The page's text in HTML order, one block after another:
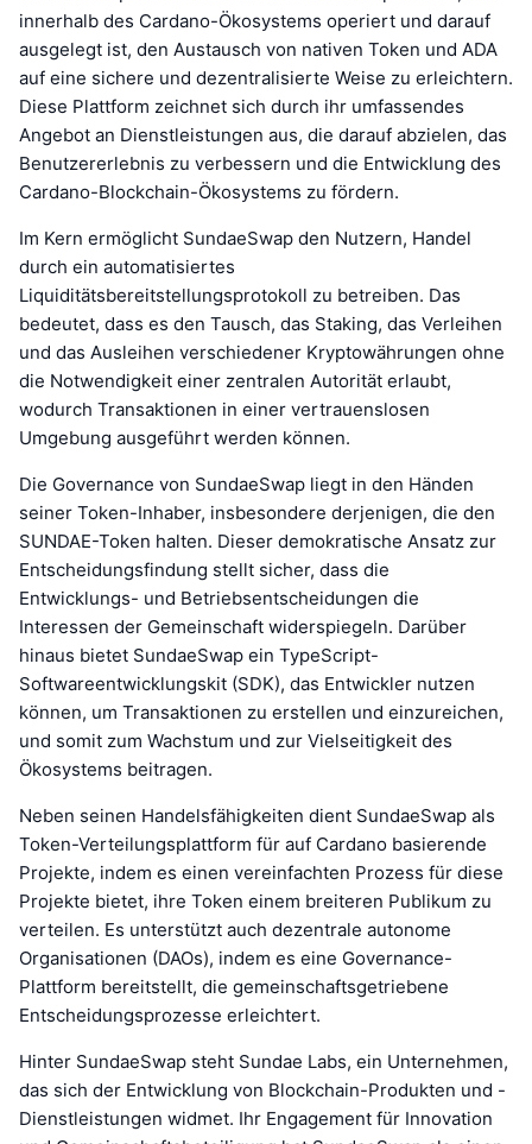
innerhalb des Cardano-Ökosystems operiert und darauf
ausgelegt ist, den Austausch von nativen Token und ADA
auf eine sichere und dezentralisierte Weise zu erleichtern.
Diese Plattform zeichnet sich durch ihr umfassendes
Angebot an Dienstleistungen aus, die darauf abzielen, das
Benutzererlebnis zu verbessern und die Entwicklung des
Cardano-Blockchain-Ökosystems zu fördern.
Im Kern ermöglicht SundaeSwap den Nutzern, Handel
durch ein automatisiertes
Liquiditätsbereitstellungsprotokoll zu betreiben. Das
bedeutet, dass es den Tausch, das Staking, das Verleihen
und das Ausleihen verschiedener Kryptowährungen ohne
die Notwendigkeit einer zentralen Autorität erlaubt,
wodurch Transaktionen in einer vertrauenslosen
Umgebung ausgeführt werden können.
Die Governance von SundaeSwap liegt in den Händen
seiner Token-Inhaber, insbesondere derjenigen, die den
SUNDAE-Token halten. Dieser demokratische Ansatz zur
Entscheidungsfindung stellt sicher, dass die
Entwicklungs- und Betriebsentscheidungen die
Interessen der Gemeinschaft widerspiegeln. Darüber
hinaus bietet SundaeSwap ein TypeScript-
Softwareentwicklungskit (SDK), das Entwickler nutzen
können, um Transaktionen zu erstellen und einzureichen,
und somit zum Wachstum und zur Vielseitigkeit des
Ökosystems beitragen.
Neben seinen Handelsfähigkeiten dient SundaeSwap als
Token-Verteilungsplattform für auf Cardano basierende
Projekte, indem es einen vereinfachten Prozess für diese
Projekte bietet, ihre Token einem breiteren Publikum zu
verteilen. Es unterstützt auch dezentrale autonome
Organisationen (DAOs), indem es eine Governance-
Plattform bereitstellt, die gemeinschaftsgetriebene
Entscheidungsprozesse erleichtert.
Hinter SundaeSwap steht Sundae Labs, ein Unternehmen,
das sich der Entwicklung von Blockchain-Produkten und -
Dienstleistungen widmet. Ihr Engagement für Innovation